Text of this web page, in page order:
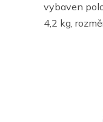
vybaven
4,2 kg,